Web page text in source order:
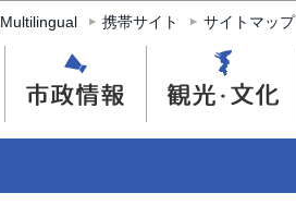
Multilingual 携帯サイト サイトマップ